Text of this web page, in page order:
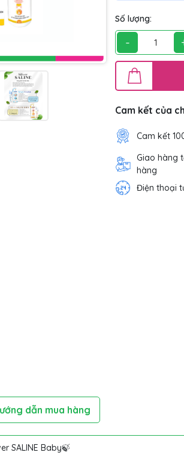
Số lượng:
-
Cam kết của
Cam kết
Giao hàng
hàng
Điện thoại
dẫn mua hàng
SALINE Baby🍃